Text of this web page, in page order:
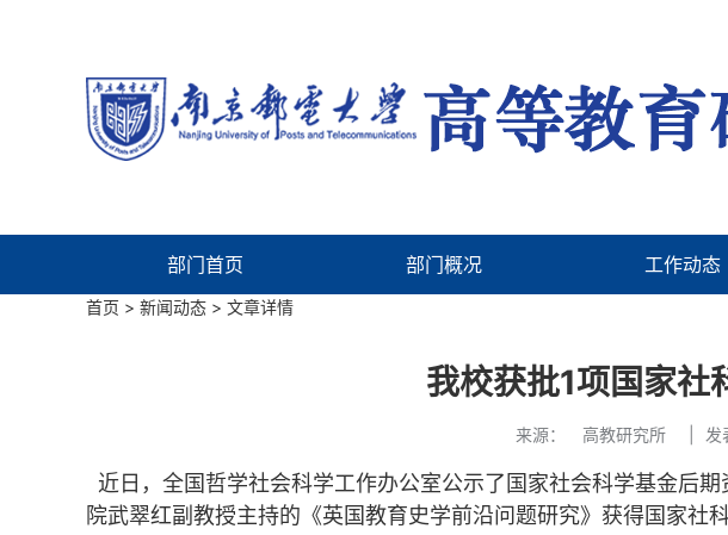
部门首页 部门概况 工作动态
首页 > 新闻动态 > 文章详情
我校获批1项国家社
来源： 高教研究所 发
近日，全国哲学社会科学工作办公室公示了国家社会科学基金后
院武翠红副教授主持的《英国教育史学前沿问题研究》获得国家